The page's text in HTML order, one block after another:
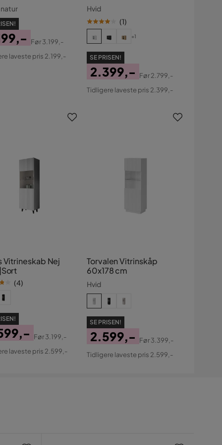
natur
Før3.199,-
laveste pris 2.199,-
Hvid
(1)
+1
SE PRISEN!
Pris
2.399,-
Original
Før2.799,-
Tidligere laveste pris 2.399,-
Vitrineskab Nej
(4)
Før3.199,-
laveste pris 2.599,-
Torvalen Vitrinskåp
60x178 cm
Hvid
SE PRISEN!
Pris
2.599,-
Original
Før3.399,-
Tidligere laveste pris 2.599,-